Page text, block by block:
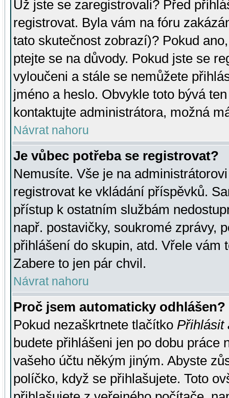
Už jste se zaregistrovali? Před
registrovat. Byla vám na fóru
tato skutečnost zobrazí)? Pokud
ptejte se na důvody. Pokud jste se
vyloučeni a stále se nemůžete
jméno a heslo. Obvykle toto bývá
kontaktujte administrátora, možná
Návrat nahoru
Je vůbec potřeba se registrovat?
Nemusíte. Vše je na
registrovat ke vkládání příspěvků.
přístup k ostatním službám
např. postavičky, soukromé zprávy,
přihlášení do skupin, atd. Vřele vám
Zabere to jen pár chvil.
Návrat nahoru
Proč jsem automaticky odhlášen?
Pokud nezaškrtnete tlačítko Přihlásit
budete přihlášeni jen po dobu práce
vašeho účtu někým jiným. Abyste
políčko, když se přihlašujete. Toto